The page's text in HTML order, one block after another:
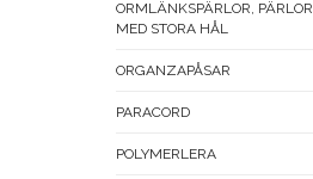
ORMLÄNKSPÄRLOR, PÄRLOR
MED STORA HÅL
ORGANZAPÅSAR
PARACORD
POLYMERLERA